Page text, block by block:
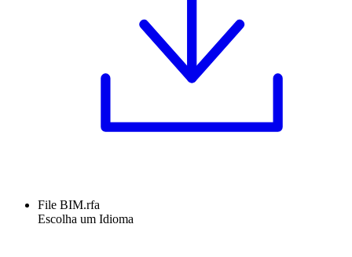
File BIM.rfa
Escolha um Idioma